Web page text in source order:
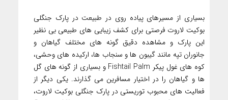
بسیاری از مسیرهای پیاده روی در طبیعت در پارک جنگلی
بوکیت لاروت فرصتی برای کشف زیبایی های طبیعی بی نظیر
این پارک و مشاهده دقیق گونه های مختلف گیاهان و
جانوران تپه مانند گیبون ها و سنجاب ها، ارکیده های وحشی،
کوه های غول پیکر Fishtail Palm و بسیاری از گونه های گل
ها و گیاهان را در اختیار مسافرین می گذارند. یکی دیگر از
فعالیت های محبوب توریستی در پارک جنگلی بوکیت لاروت،